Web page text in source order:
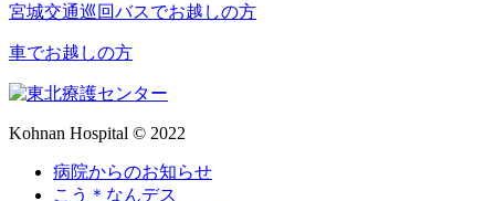
宮城交通巡回バスでお越しの方
車でお越しの方
Kohnan Hospital © 2022
病院からのお知らせ
こう＊なんデス